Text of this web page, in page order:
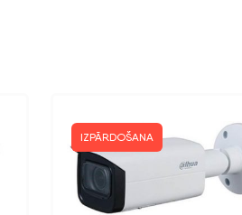
IZPĀRDOŠANA